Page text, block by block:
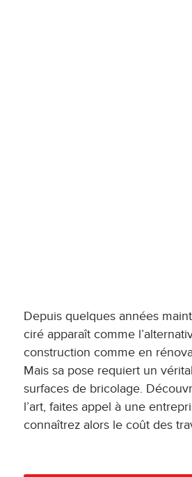
Depuis quelques années
ciré apparaît comme
construction comme en
Mais sa pose requiert un
surfaces de bricolage.
l’art, faites appel à une
connaîtrez alors le coût des